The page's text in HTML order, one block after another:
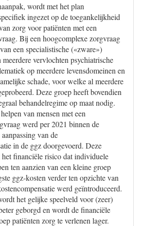
wordt met het plan
ingezet op de toegankelijkheid
zorg voor patiënten met een
Bij een hoogcomplexe zorgvraag
een specialistische («zware»)
vervlochten psychiatrische
op meerdere levensdomeinen en
schade, voor welke al meerdere
Deze groep heeft bovendien
behandelregime op maat nodig.
van mensen met een
werd per 2021 binnen de
van de
in de ggz doorgevoerd. Deze
het financiële risico dat individuele
ten aanzien van een kleine groep
ggz-kosten verder ten opzichte van
werd geïntroduceerd.
het gelijke speelveld voor (zeer)
geborgd en wordt de financiële
patiënten zorg te verlenen lager.